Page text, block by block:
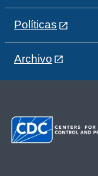
Políticas
Archivo